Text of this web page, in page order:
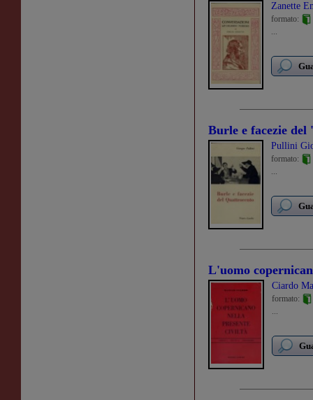
Zanette
formato:
...
Burle e facezie del
Pullini
formato:
...
L'uomo
Ciardo
formato:
...